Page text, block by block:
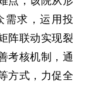
需求，运用投
阵联动实现裂
考核机制，通
方式，力促全